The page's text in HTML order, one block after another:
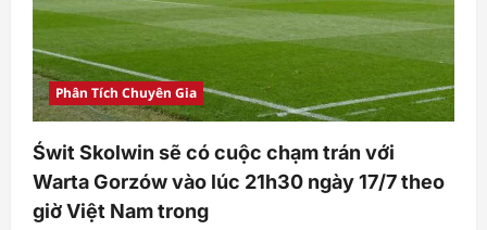
Phân Tích Chuyên Gia
Świt Skolwin sẽ có cuộc chạm trán với
Warta Gorzów vào lúc 21h30 ngày 17/7 theo
giờ Việt Nam trong